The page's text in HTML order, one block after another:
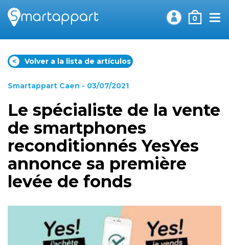
0
< Volver a la lista de artículos
Smartappart Caen - 03/07/2021
Le spécialiste de la vente
de smartphones
reconditionnés YesYes
annonce sa première
levée de fonds